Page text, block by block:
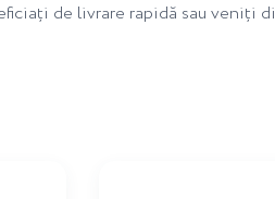
de livrare rapidă sau veniți